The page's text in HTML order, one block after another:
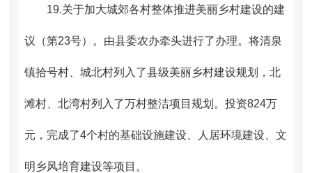
19.关于加大城郊各村整体推进美丽乡村建设的建
议（第23号）。 由县委农办牵头进行了办理。 将清泉
镇拾号村、城北村列入了县级美丽乡村建设规划，北
滩村、北湾村列入了万村整洁项目规划。投资824万
元，完成了4个村的基础设施建设、人居环境建设、文
明乡风培育建设等项目。